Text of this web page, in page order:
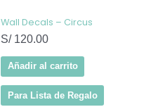
Wall Decals – Circus
S/120.00
Añadir al carrito
Para Lista de Regalo